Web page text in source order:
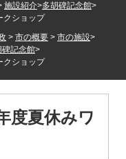
施設紹介>多胡碑記念館>
クショップ
> 市の概要 > 市の施設>
碑記念館>
クショップ
度夏休みワ